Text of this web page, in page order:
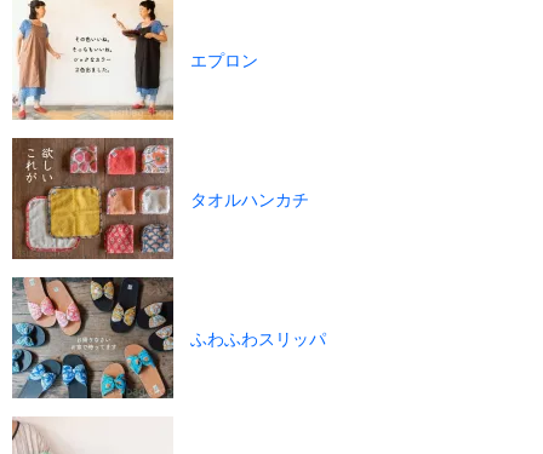
エプロン
タオルハンカチ
ふわふわスリッパ